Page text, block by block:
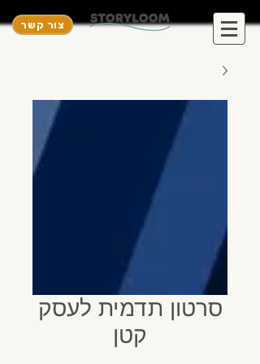
צור קשר
סרטון תדמית לעסק
קטן